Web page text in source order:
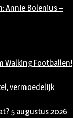
Annie Bolenius –
Walking Footballen!
vermoedelijk
5 augustus 2026